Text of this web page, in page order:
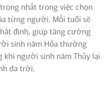
nhất trong việc chọn
từng người. Mỗi tuổi sẽ
định, giúp tăng cường
sinh năm Hỏa thường
người sinh năm Thủy lại
da trời.